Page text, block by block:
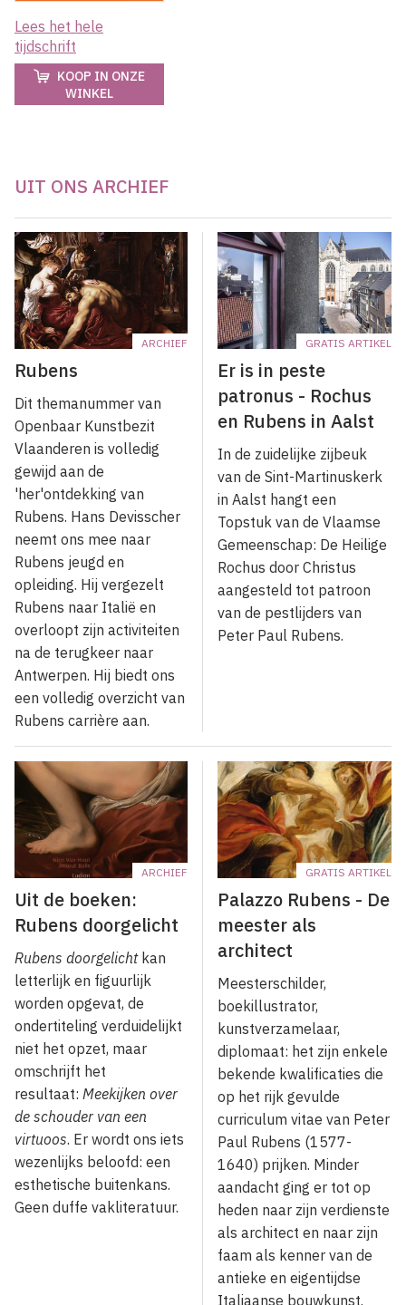
Lees het hele
tijdschrift
KOOP IN ONZE
WINKEL
UIT ONS ARCHIEF
ARCHIEF
Rubens
Dit themanummer van
Openbaar Kunstbezit
Vlaanderen is volledig
gewijd aan de
'her'ontdekking van
Rubens. Hans Devisscher
neemt ons mee naar
Rubens jeugd en
opleiding. Hij vergezelt
Rubens naar Italië en
overloopt zijn activiteiten
na de terugkeer naar
Antwerpen. Hij biedt ons
een volledig overzicht van
Rubens carrière aan.
GRATIS ARTIKEL
Er is in peste
patronus - Rochus
en Rubens in Aalst
In de zuidelijke zijbeuk
van de Sint-Martinuskerk
in Aalst hangt een
Topstuk van de Vlaamse
Gemeenschap: De Heilige
Rochus door Christus
aangesteld tot patroon
van de pestlijders van
Peter Paul Rubens.
ARCHIEF
Uit de boeken:
Rubens doorgelicht
Rubens doorgelichtkan
letterlijk en figuurlijk
worden opgevat, de
ondertiteling verduidelijkt
niet het opzet, maar
omschrijft het
resultaat: Meekijken over
de schouder van een
virtuoos. Er wordt ons iets
wezenlijks beloofd: een
esthetische buitenkans.
Geen duffe vakliteratuur.
GRATIS ARTIKEL
Palazzo Rubens - De
meester als
architect
Meesterschilder,
boekillustrator,
kunstverzamelaar,
diplomaat: het zijn enkele
bekende kwalificaties die
op het rijk gevulde
curriculum vitae van Peter
Paul Rubens (1577-
1640) prijken. Minder
aandacht ging er tot op
heden naar zijn verdienste
als architect en naar zijn
faam als kenner van de
antieke en eigentijdse
Italiaanse bouwkunst.